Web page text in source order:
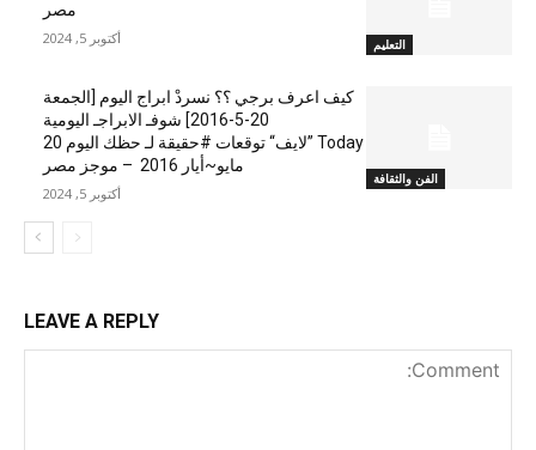
التعليم
مصر
أكتوبر 5, 2024
الفن والثقافة
كيف اعرف برجي ؟؟ نسردْ ابراج اليوم [الجمعة
20-5-2016] شوفـ الابراجـ اليومية
Today ”لايف“ توقعات #حقيقة لـ حظك اليوم 20
مايو~أيار 2016 – موجز مصر
أكتوبر 5, 2024
LEAVE A REPLY